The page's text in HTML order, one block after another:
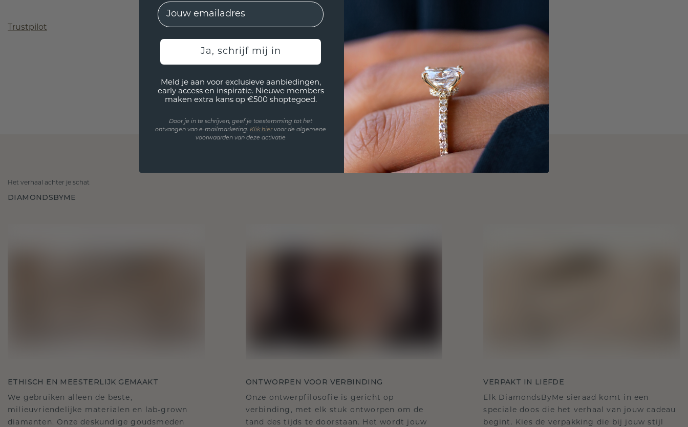
Trustpilot
Het verhaal achter je schat
DIAMONDSBYME
ETHISCH EN MEESTERLIJK GEMAAKT
We gebruiken alleen de beste,
milieuvriendelijke materialen en lab-grown
diamanten. Onze deskundige goudsmeden
ONTWORPEN VOOR VERBINDING
Onze ontwerpfilosofie is gericht op
verbinding, met elk stuk ontworpen om de
tand des tijds te doorstaan. Het wordt jouw
VERPAKT IN LIEFDE
Elk DiamondsByMe sieraad komt in een
speciale doos die het verhaal van jouw cadeau
begint. Kies de verpakking die bij jouw stijl
EMail
Ja, schrijf mij in
Meld je aan voor exclusieve aanbiedingen,
early access en inspiratie. Nieuwe members
maken extra kans op €500 shoptegoed.
Door je in te schrijven, geef je toestemming tot het
ontvangen van e-mailmarketing. Klik hiervoor de algemene
voorwaarden van deze activatie